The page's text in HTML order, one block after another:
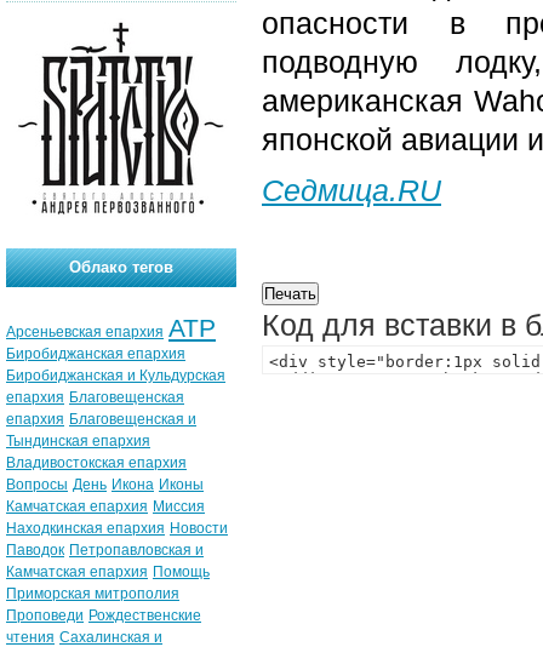
опасности в
подводную
американская
японской авиации
Седмица.RU
Код для вставки в
Облако тегов
Арсеньевская епархия АТР
Биробиджанская епархия
Биробиджанская и Кульдурская
епархия Благовещенская
епархия Благовещенская и
Тындинская епархия
Владивостокская епархия
Вопросы День Икона Иконы
Камчатская епархия Миссия
Находкинская епархия Новости
Паводок Петропавловская и
Камчатская епархия Помощь
Приморская митрополия
Проповеди Рождественские
чтения Сахалинская и